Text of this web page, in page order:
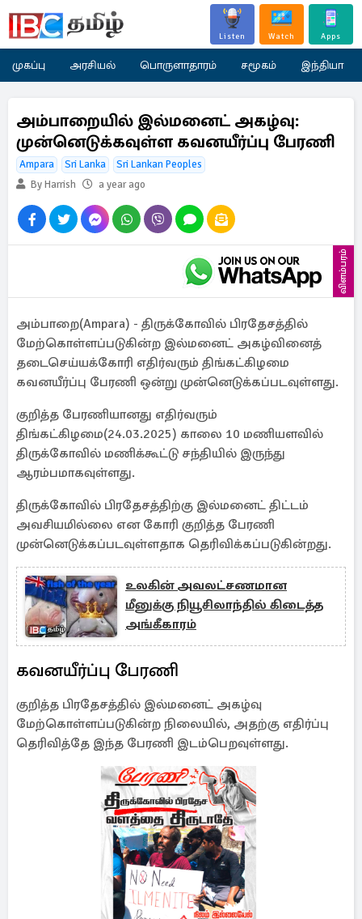
Listen Watch Apps
முகப்பு அரசியல் பொருளாதாரம் சமூகம் இந்தியா
அம்பாறையில் இல்மனைட் அகழ்வு:
முன்னெடுக்கவுள்ள கவனயீர்ப்பு பேரணி
Ampara Sri Lanka
Sri Lankan Peoples
By Harrish
a year ago
விளம்பரம்
அம்பாறை(Ampara) - திருக்கோவில் பிரதேசத்தில்
மேற்கொள்ளப்படுகின்ற இல்மனைட் அகழ்வினைத்
தடைசெய்யக்கோரி எதிர்வரும் திங்கட்கிழமை
கவனயீர்ப்பு பேரணி ஒன்று முன்னெடுக்கப்படவுள்ளது.
குறித்த பேரணியானது எதிர்வரும்
திங்கட்கிழமை(24.03.2025) காலை 10 மணியளவில்
திருக்கோவில் மணிக்கூட்டு சந்தியில் இருந்து
ஆரம்பமாகவுள்ளது.
திருக்கோவில் பிரதேசத்திற்கு இல்மனைட் திட்டம்
அவசியமில்லை என கோரி குறித்த பேரணி
முன்னெடுக்கப்படவுள்ளதாக தெரிவிக்கப்படுகின்றது.
உலகின் அவலட்சணமான
மீனுக்கு நியூசிலாந்தில் கிடைத்த
அங்கீகாரம்
கவனயீர்ப்பு பேரணி
குறித்த பிரதேசத்தில் இல்மனைட் அகழ்வு
மேற்கொள்ளப்படுகின்ற நிலையில், அதற்கு எதிர்ப்பு
தெரிவித்தே இந்த பேரணி இடம்பெறவுள்ளது.